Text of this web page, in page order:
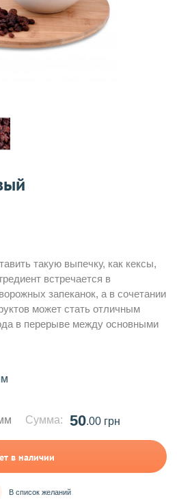
такую выпечку, как кексы,
встречается в
запеканок, а в сочетании
может стать отличным
в перерыве между основными
Сумма: 50.00 грн
в наличии
В список желаний